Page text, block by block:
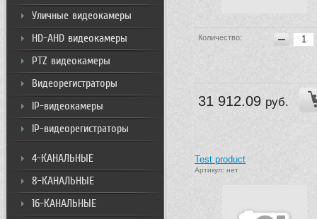
Количество:
31 912.09 руб.
Test product
Артикул: нет
Уличные видеокамеры
HD-AHD видеокамеры
PTZ видеокамеры
Видеорегистраторы
IP-видеокамеры
IP-видеорегистраторы
4-КАНАЛЬНЫЕ
8-КАНАЛЬНЫЕ
16-КАНАЛЬНЫЕ